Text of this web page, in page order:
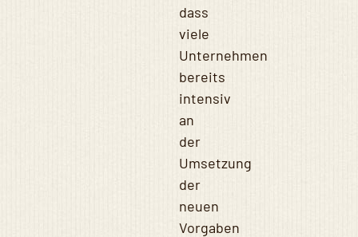
dass
viele
Unternehmen
bereits
intensiv
an
der
Umsetzung
der
neuen
Vorgaben